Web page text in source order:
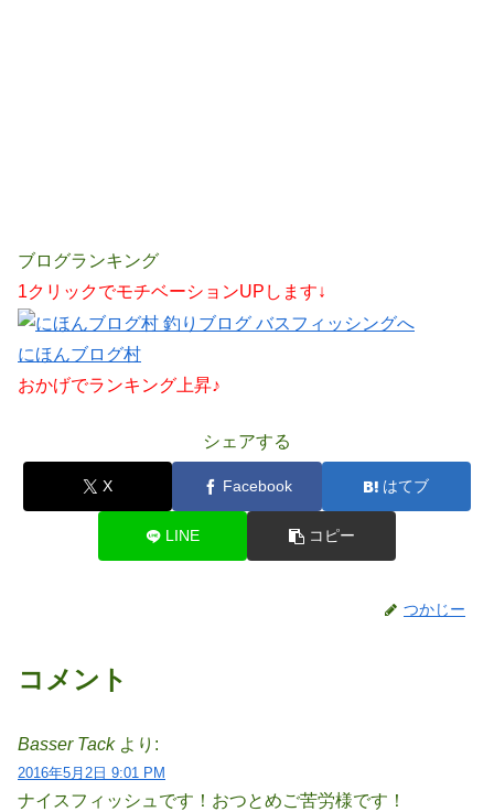
ブログランキング
1クリックでモチベーションUPします↓
にほんブログ村
おかげでランキング上昇♪
シェアする
X Facebook はてブ
LINE コピー
つかじー
コメント
Basser Tack より:
2016年5月2日 9:01 PM
ナイスフィッシュです！おつとめご苦労様です！